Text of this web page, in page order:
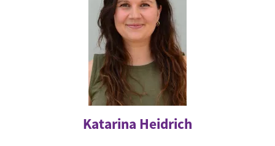
Katarina Heidrich